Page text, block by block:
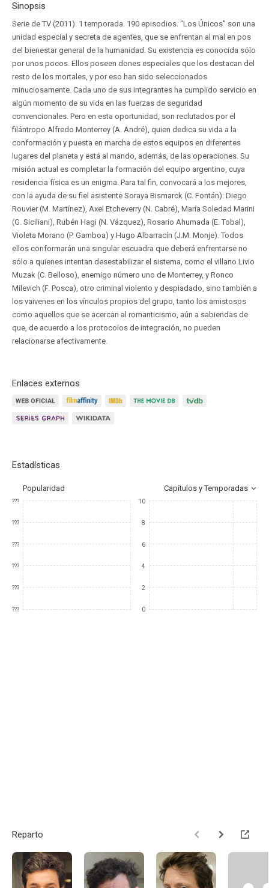
Sinopsis
Serie de TV (2011). 1 temporada. 190 episodios. "Los Únicos" son una
unidad especial y secreta de agentes, que se enfrentan al mal en pos
del bienestar general de la humanidad. Su existencia es conocida sólo
por unos pocos. Ellos poseen dones especiales que los destacan del
resto de los mortales, y por eso han sido seleccionados
minuciosamente. Cada uno de sus integrantes ha cumplido servicio en
algún momento de su vida en las fuerzas de seguridad
convencionales. Pero en esta oportunidad, son reclutados por el
filántropo Alfredo Monterrey (A. André), quien dedica su vida a la
conformación y puesta en marcha de estos equipos en diferentes
lugares del planeta y está al mando, además, de las operaciones. Su
misión actual es completar la formación del equipo argentino, cuya
residencia física es un enigma. Para tal fin, convocará a los mejores,
con la ayuda de su fiel asistente Soraya Bismarck (C. Fontán): Diego
Rouvier (M. Martínez), Axel Etcheverry (N. Cabré), María Soledad Marini
(G. Siciliani), Rubén Hagi (N. Vázquez), Rosario Ahumada (E. Tobal),
Violeta Morano (P. Gamboa) y Hugo Albarracín (J.M. Monje). Todos
ellos conformarán una singular escuadra que deberá enfrentarse no
sólo a quienes intentan desestabilizar el sistema, como el villano Livio
Muzak (C. Belloso), enemigo número uno de Monterrey, y Ronco
Milevich (F. Posca), otro criminal violento y despiadado, sino también a
los vaivenes en los vínculos propios del grupo, tanto los amistosos
como aquellos que se acercan al romanticismo, aún a sabiendas de
que, de acuerdo a los protocolos de integración, no pueden
relacionarse afectivamente.
Enlaces externos
Estadísticas
Popularidad Capítulos y Temporadas
???
???
???
???
???
???
10
8
6
4
2
0
Reparto